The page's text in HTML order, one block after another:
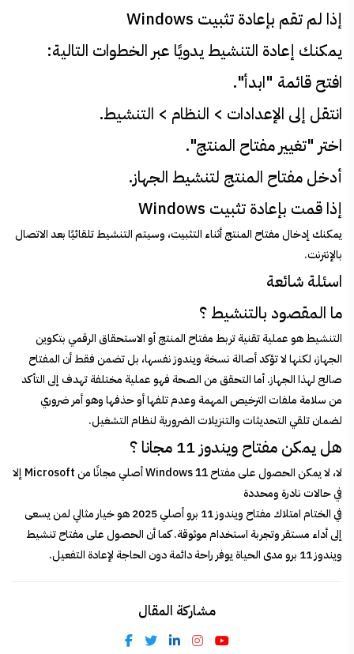
إذا لم تقم بإعادة تثبيت Windows
يمكنك إعادة التنشيط يدويًا عبر الخطوات التالية:
افتح قائمة "ابدأ".
انتقل إلى الإعدادات > النظام > التنشيط.
اختر "تغيير مفتاح المنتج".
أدخل مفتاح المنتج لتنشيط الجهاز.
إذا قمت بإعادة تثبيت Windows
يمكنك إدخال مفتاح المنتج أثناء التثبيت، وسيتم التنشيط تلقائيًا بعد الاتصال
بالإنترنت.
اسئلة شائعة
ما المقصود بالتنشيط ؟
التنشيط هو عملية تقنية تربط مفتاح المنتج أو الاستحقاق الرقمي بتكوين
الجهاز، لكنها لا تؤكد أصالة نسخة ويندوز نفسها، بل تضمن فقط أن المفتاح
صالح لهذا الجهاز. أما التحقق من الصحة فهو عملية مختلفة تهدف إلى التأكد
من سلامة ملفات الترخيص المهمة وعدم تلفها أو حذفها وهو أمر ضروري
لضمان تلقي التحديثات والتنزيلات الضرورية لنظام التشغيل.
هل يمكن مفتاح ويندوز 11 مجانا ؟
لا، لا يمكن الحصول على مفتاح Windows 11 أصلي مجانًا من Microsoft إلا
في حالات نادرة ومحددة
في الختام امتلاك مفتاح ويندوز 11 برو أصلي 2025 هو خيار مثالي لمن يسعى
إلى أداء مستقر وتجربة استخدام موثوقة. كما أن الحصول على مفتاح تنشيط
ويندوز 11 برو مدى الحياة يوفر راحة دائمة دون الحاجة لإعادة التفعيل.
مشاركة المقال